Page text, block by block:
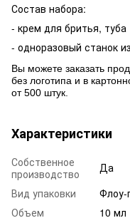
Состав набора:
- крем для бритья, туба
- одноразовый станок
Вы можете заказать
без логотипа и в
от 500 штук.
Характеристики
Собственное
производство
Да
Вид упаковки
Флоу-
Объем
10 мл